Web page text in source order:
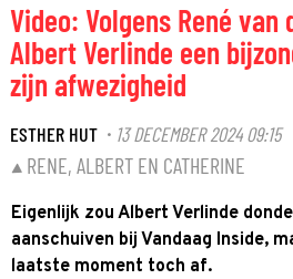
Video: Volgens René van
Albert Verlinde een
zijn afwezigheid
ESTHER HUT · 13 DECEMBER 2024 09:15
RENE, ALBERT EN CATHERINE
Eigenlijk zou Albert Verlinde
aanschuiven bij Vandaag Inside,
laatste moment toch af.